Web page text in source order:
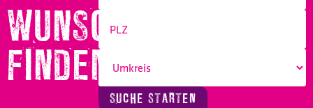
WUNSCHBERUF
FINDEN!
SUCHE STARTEN